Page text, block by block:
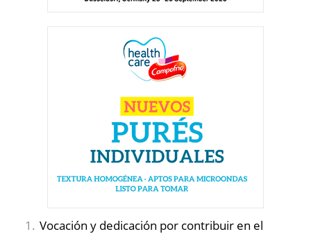
Vocación y dedicación por contribuir en el